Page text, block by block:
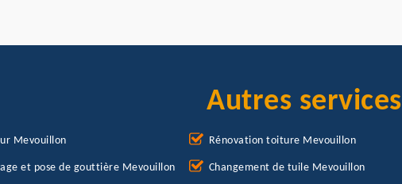
Autres services
Mevouillon
et pose de gouttière Mevouillon
Rénovation toiture Mevouillon
Changement de tuile Mevouillon